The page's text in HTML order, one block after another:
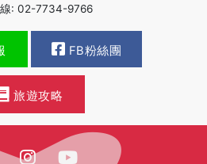
: 02-7734-9766
FB粉絲團
旅遊攻略